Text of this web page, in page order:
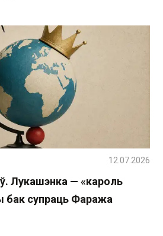
Лукашэнка — «кароль
бак супраць Фаража
12.07.2026